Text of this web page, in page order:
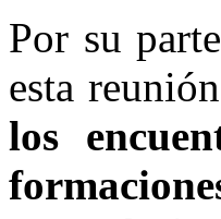
Por su
esta
los